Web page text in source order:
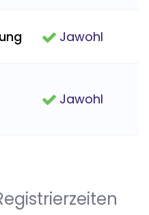
Jawohl
Jawohl